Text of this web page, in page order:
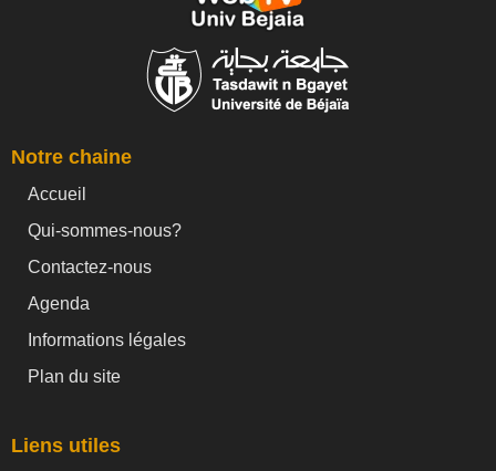
Notre chaine
Accueil
Qui-sommes-nous?
Contactez-nous
Agenda
Informations légales
Plan du site
Liens utiles